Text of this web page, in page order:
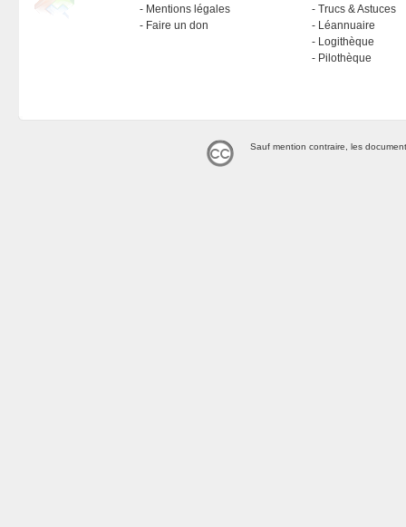
Mentions légales
Faire un don
Trucs & Astuces
Léannuaire
Logithèque
Pilothèque
Sauf mention contraire, les